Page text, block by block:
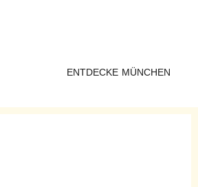
ENTDECKE MÜNCHEN